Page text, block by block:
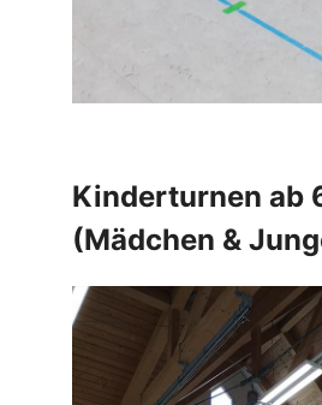
Kinderturnen ab
(Mädchen &